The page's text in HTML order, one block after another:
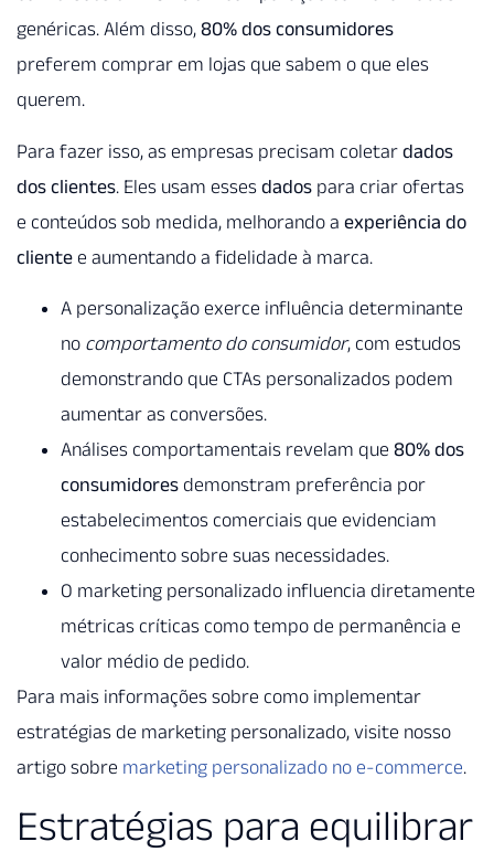
genéricas. Além disso, 80% dos consumidores
preferem comprar em lojas que sabem o que eles
querem.
Para fazer isso, as empresas precisam coletar dados
dos clientes. Eles usam esses dados para criar ofertas
e conteúdos sob medida, melhorando a experiência do
cliente e aumentando a fidelidade à marca.
A personalização exerce influência determinante
no comportamento do consumidor, com estudos
demonstrando que CTAs personalizados podem
aumentar as conversões.
Análises comportamentais revelam que 80% dos
consumidores demonstram preferência por
estabelecimentos comerciais que evidenciam
conhecimento sobre suas necessidades.
O marketing personalizado influencia diretamente
métricas críticas como tempo de permanência e
valor médio de pedido.
Para mais informações sobre como implementar
estratégias de marketing personalizado, visite nosso
artigo sobre marketing personalizado no e-commerce.
Estratégias para equilibrar